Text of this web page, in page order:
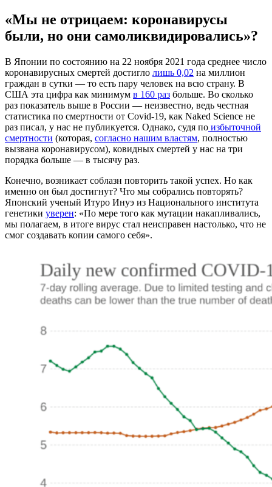
«Мы не отрицаем: коронавирусы
были, но они самоликвидировались»?
В Японии по состоянию на 22 ноября 2021 года среднее число
коронавирусных смертей достигло лишь 0,02 на миллион
граждан в сутки — то есть пару человек на всю страну. В
США эта цифра как минимум в 160 раз больше. Во сколько
раз показатель выше в России — неизвестно, ведь честная
статистика по смертности от Covid-19, как Naked Science не
раз писал, у нас не публикуется. Однако, судя по избыточной
смертности (которая, согласно нашим властям, полностью
вызвана коронавирусом), ковидных смертей у нас на три
порядка больше — в тысячу раз.
Конечно, возникает соблазн повторить такой успех. Но как
именно он был достигнут? Что мы собрались повторять?
Японский ученый Итуро Инуэ из Национального института
генетики уверен: «По мере того как мутации накапливались,
мы полагаем, в итоге вирус стал неисправен настолько, что не
смог создавать копии самого себя».